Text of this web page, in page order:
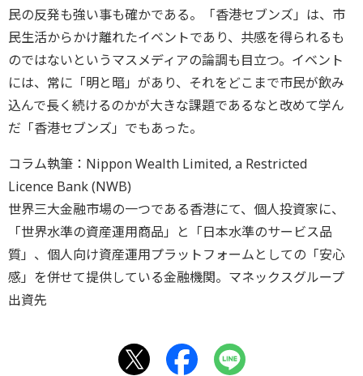
民の反発も強い事も確かである。「香港セブンズ」は、市
民生活からかけ離れたイベントであり、共感を得られるも
のではないというマスメディアの論調も目立つ。イベント
には、常に「明と暗」があり、それをどこまで市民が飲み
込んで長く続けるのかが大きな課題であるなと改めて学ん
だ「香港セブンズ」でもあった。
コラム執筆：Nippon Wealth Limited, a Restricted
Licence Bank (NWB)
世界三大金融市場の一つである香港にて、個人投資家に、
「世界水準の資産運用商品」と「日本水準のサービス品
質」、個人向け資産運用プラットフォームとしての「安心
感」を併せて提供している金融機関。マネックスグループ
出資先